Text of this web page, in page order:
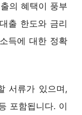
의 혜택이 풍부
출 한도와 금리
득에 대한 정확
서류가 있으며,
포함됩니다. 이